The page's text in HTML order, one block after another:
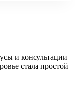
и консультации
стала простой